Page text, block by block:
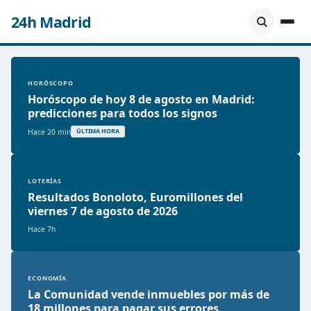
24h Madrid
HORÓSCOPO
Horóscopo de hoy 8 de agosto en Madrid:
predicciones para todos los signos
Hace 20 min ÚLTIMA HORA
LOTERÍAS
Resultados Bonoloto, Euromillones del
viernes 7 de agosto de 2026
Hace 7h
ECONOMÍA
La Comunidad vende inmuebles por más de